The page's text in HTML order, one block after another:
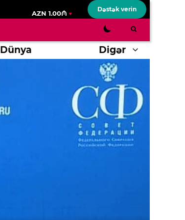
AZN 1.00₼
Dəstək verin
Dünya Digər